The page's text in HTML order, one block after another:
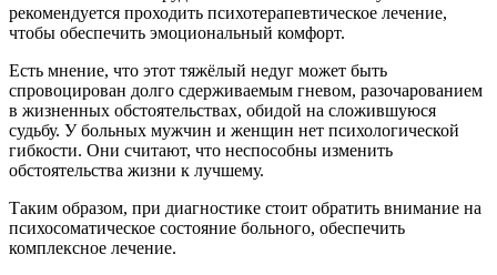
рекомендуется проходить психотерапевтическое лечение,
чтобы обеспечить эмоциональный комфорт.
Есть мнение, что этот тяжёлый недуг может быть
спровоцирован долго сдерживаемым гневом, разочарованием
в жизненных обстоятельствах, обидой на сложившуюся
судьбу. У больных мужчин и женщин нет психологической
гибкости. Они считают, что неспособны изменить
обстоятельства жизни к лучшему.
Таким образом, при диагностике стоит обратить внимание на
психосоматическое состояние больного, обеспечить
комплексное лечение.